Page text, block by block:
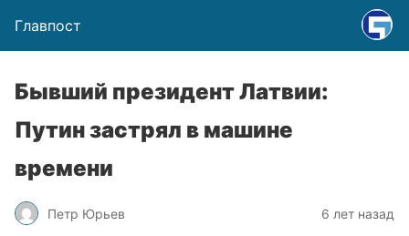
Главпост
Бывший президент Латвии:
Путин застрял в машине
времени
Петр Юрьев 6 лет назад